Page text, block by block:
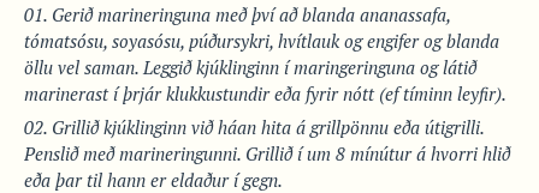
Gerið marineringuna með því að blanda ananassafa,
tómatsósu, soyasósu, púðursykri, hvítlauk og engifer og blanda
öllu vel saman. Leggið kjúklinginn í maringeringuna og látið
marinerast í þrjár klukkustundir eða fyrir nótt (ef tíminn leyfir).
Grillið kjúklinginn við háan hita á grillpönnu eða útigrilli.
Penslið með marineringunni. Grillið í um 8 mínútur á hvorri hlið
eða þar til hann er eldaður í gegn.